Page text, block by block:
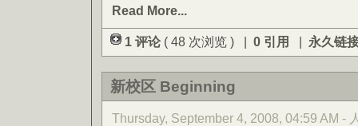
Read More...
1 评论 ( 48 次浏览 ) | 0 引用 | 永久链
新校区 Beginning
Thursday, September 4, 2008, 04:59 AM -